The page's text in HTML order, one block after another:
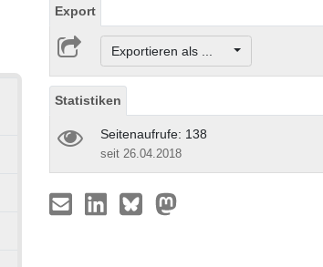
Export
Exportieren als ...
Statistiken
Seitenaufrufe: 138
seit 26.04.2018